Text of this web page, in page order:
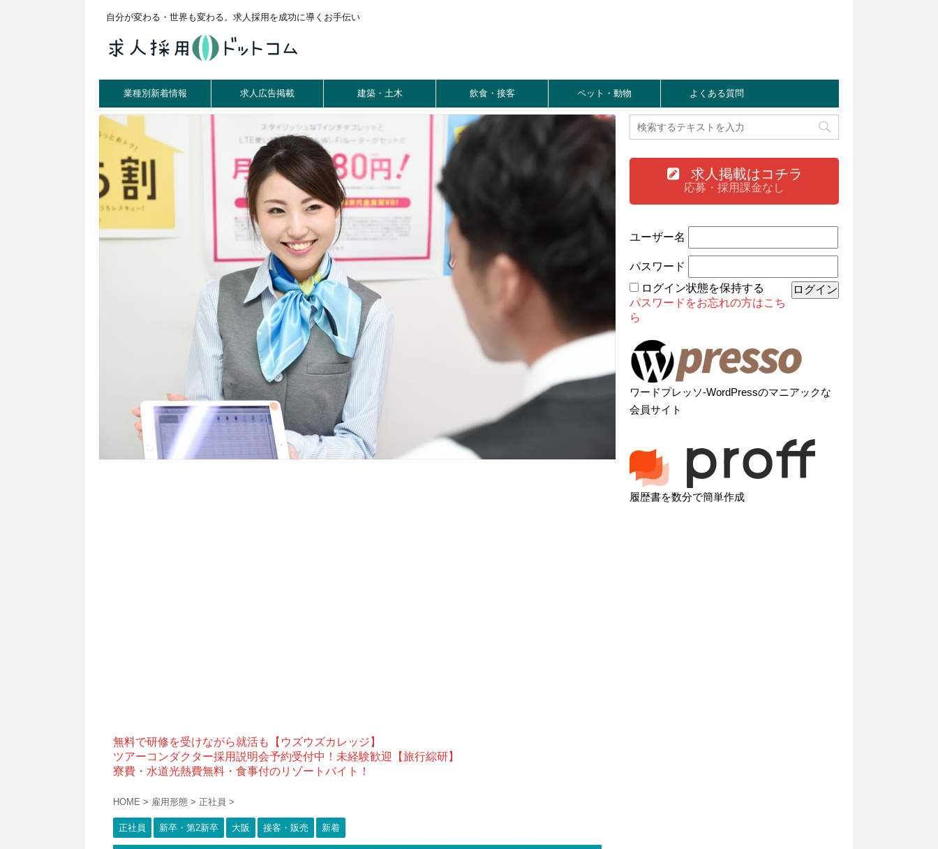
自分が変わる・世界も変わる。求人採用を成功に導くお手伝い
業種別新着情報 求人広告掲載 建築・土木 飲食・接客 ペット・動物 よくある質問
無料で研修を受けながら就活も【ウズウズカレッジ】
ツアーコンダクター採用説明会予約受付中！未経験歓迎【旅行綜研】
寮費・水道光熱費無料・食事付のリゾートバイト！
HOME > 雇用形態 > 正社員 >
正社員 新卒・第2新卒 大阪 接客・販売 新着
求人掲載はコチラ
応募・採用課金なし
ユーザー名
パスワード
ログイン状態を保持する
パスワードをお忘れの方はこち
ら
ワードプレッソ-WordPressのマニアックな
会員サイト
履歴書を数分で簡単作成